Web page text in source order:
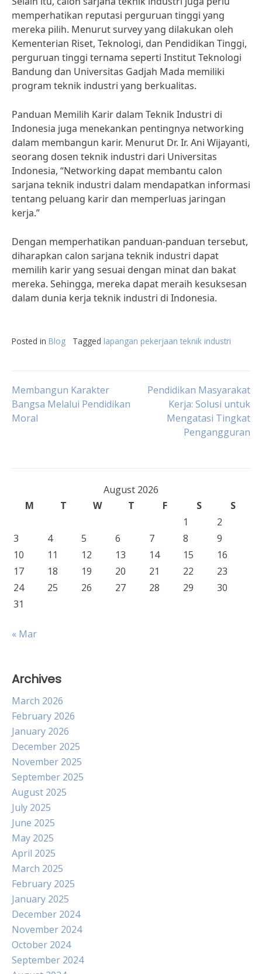
memperhatikan reputasi perguruan tinggi yang
mereka pilih. Menurut survey yang dilakukan oleh
Kementerian Riset, Teknologi, dan Pendidikan Tinggi,
perguruan tinggi ternama seperti Institut Teknologi
Bandung dan Universitas Gadjah Mada memiliki
program teknik industri yang berkualitas.
Panduan Memilih Karir dalam Teknik Industri di
Indonesia juga menekankan pentingnya networking
dalam membangun karir. Menurut Dr. Ir. Ani Wijayanti,
seorang dosen teknik industri dari Universitas
Indonesia, “Networking dapat membantu calon
sarjana teknik industri dalam mendapatkan informasi
tentang peluang karir dan memperluas jaringan
kerja.”
Dengan memperhatikan panduan-panduan tersebut,
diharapkan calon sarjana teknik industri dapat
memilih karir yang sesuai dengan minat dan bakat
mereka. Sehingga, mereka dapat meraih kesuksesan
dalam dunia kerja teknik industri di Indonesia.
Posted in Blog Tagged lapangan pekerjaan teknik industri
Post
navigation
Membangun Karakter
Bangsa Melalui Pendidikan
Moral
Pendidikan Masyarakat
Kerja: Solusi untuk
Mengatasi Tingkat
Pengangguran
August 2026
M
T W T F S
S
1
2
3
4 5 6 7 8
9
10
11 12 13 14 15
16
17
18 19 20 21 22
23
24
25 26 27 28 29
30
31
« Mar
Archives
March 2026
February 2026
January 2026
December 2025
November 2025
September 2025
August 2025
July 2025
June 2025
May 2025
April 2025
March 2025
February 2025
January 2025
December 2024
November 2024
October 2024
September 2024